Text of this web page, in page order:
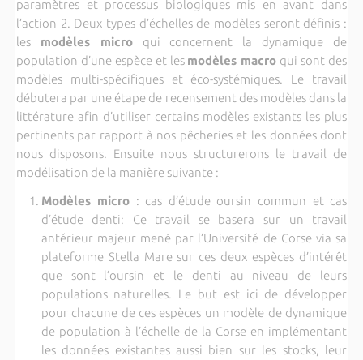
paramètres et processus biologiques mis en avant dans
l’action 2. Deux types d’échelles de modèles seront définis :
les modèles microqui concernent la dynamique de
population d’une espèce et les modèles macro qui sont des
modèles multi-spécifiques et éco-systémiques. Le travail
débutera par une étape de recensement des modèles dans la
littérature afin d’utiliser certains modèles existants les plus
pertinents par rapport à nos pêcheries et les données dont
nous disposons. Ensuite nous structurerons le travail de
modélisation de la manière suivante :
Modèles micro : cas d’étude oursin commun et cas
d’étude denti: Ce travail se basera sur un travail
antérieur majeur mené par l’Université de Corse via sa
plateforme Stella Mare sur ces deux espèces d’intérêt
que sont l’oursin et le denti au niveau de leurs
populations naturelles. Le but est ici de développer
pour chacune de ces espèces un modèle de dynamique
de population à l’échelle de la Corse en implémentant
les données existantes aussi bien sur les stocks, leur